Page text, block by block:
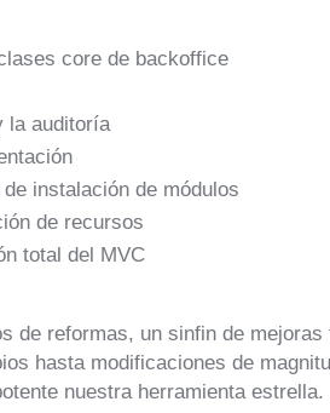
core de backoffice
la auditoría
instalación de módulos
de recursos
total del MVC
de reformas, un sinfin de
hasta modificaciones de
nuestra herramienta estrella.